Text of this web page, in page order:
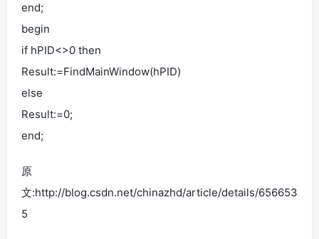
end;
begin
if hPID<>0 then
Result:=FindMainWindow(hPID)
else
Result:=0;
end;
原
文:http://blog.csdn.net/chinazhd/article/details/656653
5